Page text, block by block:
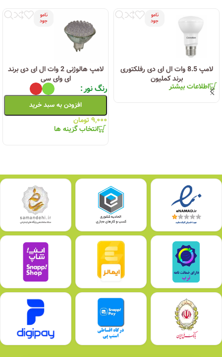
نامو
جود
لامپ 8.5 وات ال ای دی رفلکتوری
برند کملیون
اطلاعات بیشتر
نامو
جود
لامپ هالوژنی 2 وات ال ای دی برند
ای وای سی
رنگ نور
افزودن به سبد خرید
۹,۰۰۰تومان
انتخاب گزینه ها